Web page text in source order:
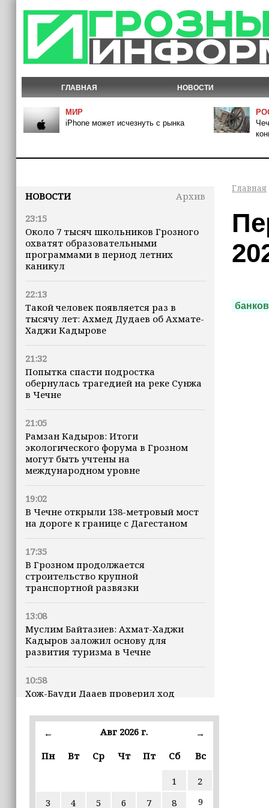
ГЛАВНАЯ НОВОСТИ
МИР
iPhone может исчезнуть с рынка
НОВОСТИ
Архив
23:15
Около 7 тысяч школьников Грозного
охватят образовательными
программами в период летних
каникул
22:13
Такой человек появляется раз в
тысячу лет: Ахмед Дудаев об Ахмате-
Хаджи Кадырове
21:32
Попытка спасти подростка
обернулась трагедией на реке Сунжа
в Чечне
21:05
Рамзан Кадыров: Итоги
экологического форума в Грозном
могут быть учтены на
международном уровне
19:02
В Чечне открыли 138-метровый мост
на дороге к границе с Дагестаном
17:35
В Грозном продолжается
строительство крупной
транспортной развязки
13:08
Муслим Байтазиев: Ахмат-Хаджи
Кадыров заложил основу для
развития туризма в Чечне
10:58
Хож-Бауди Дааев проверил ход
района
В Госдуме предложили разрешить
← Авг 2026 г.
→
Пн
Вт Ср Чт Пт Сб Вс
1
2
3
4 5 6 7 8
9
Главная